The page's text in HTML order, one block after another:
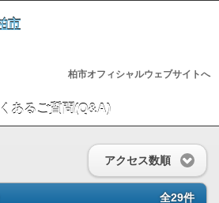
柏市オフィシャルウェブサイトへ
アクセス数順
全29件